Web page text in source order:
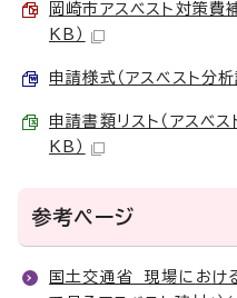
岡崎市アスベスト対策
KB）
申請様式（アスベスト
申請書類リスト（アスベ
KB）
参考ページ
国土交通省 現場における